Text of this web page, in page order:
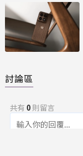
討論區
共有 0則留言